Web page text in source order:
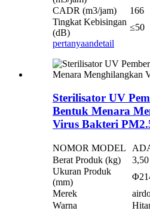
CADR (m3/jam)
166
Tingkat Kebisingan
(dB)
≤50
pertanyaandetail
Sterilisator UV
Bentuk Menara
Virus Bakteri
NOMOR MODEL
Berat Produk (kg)
3,50
Ukuran Produk
(mm)
Merek
Warna